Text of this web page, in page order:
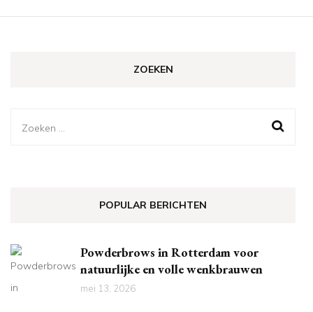
ZOEKEN
Zoeken
POPULAR BERICHTEN
Powderbrows in Rotterdam voor
natuurlijke en volle wenkbrauwen
mei 13, 2026